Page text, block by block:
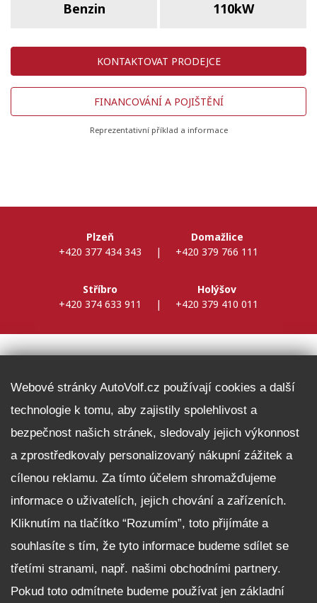
Benzin 110kW
KONTAKTOVAT PRODEJCE
FINANCOVÁNÍ A POJIŠTĚNÍ
Reprezentativní příklad a informace
Plzeň
+420 377 434 343
|
Domažlice
+420 379 766 111
Stříbro
+420 374 633 911
|
Holýšov
+420 379 410 011
Fleet program Škoda
Nabídka zaměstnání
Facebook
Reklamační řád
Zásady zpracování osobních údajů pro zákazníky
Upozornění pro věřitele a společníky na jejich práva
Nastavení cookies
Webové stránky AutoVolf.cz používají cookies a další
technologie k tomu, aby zajistily spolehlivost a
bezpečnost našich stránek, sledovaly jejich výkonnost
a zprostředkovaly personalizovaný nákupní zážitek a
cílenou reklamu. Za tímto účelem shromažďujeme
informace o uživatelích, jejich chování a zařízeních.
Kliknutím na tlačítko “Rozumím”, toto přijímáte a
souhlasíte s tím, že tyto informace budeme sdílet se
třetími stranami, např. našimi obchodními partnery.
Pokud toto odmítnete budeme používat jen základní